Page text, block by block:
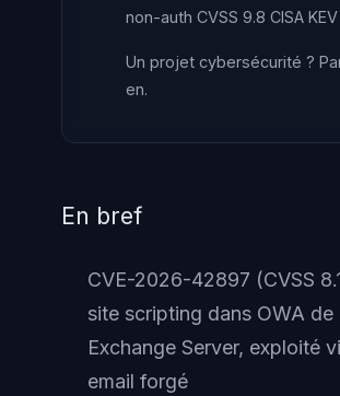
non-auth CVSS 9.8 CISA KEV
Un projet cybersécurité ?
en.
En bref
CVE-2026-42897 (CVSS
site scripting dans OWA
Exchange Server, exploité
email forgé